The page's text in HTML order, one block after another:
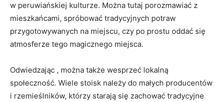
w peruwiańskiej kulturze. Można tutaj porozmawiać ⁣z
⁢mieszkańcami, spróbować tradycyjnych potraw
przygotowywanych na miejscu, czy po prostu oddać się
‌atmosferze tego magicznego miejsca.
Odwiedzając⁣ , można także⁤ wesprzeć lokalną
‌społeczność. Wiele stoisk‌ należy do ‍małych producentów
i⁤ rzemieślników, którzy starają się zachować tradycyjne⁢